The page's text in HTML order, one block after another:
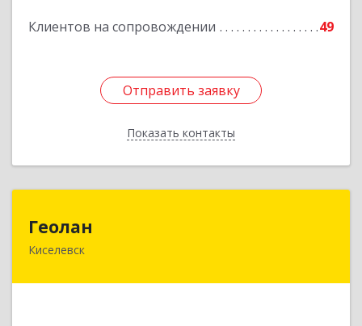
Клиентов на сопровождении 49
Отправить заявку
Показать контакты
Подробнее
Отправить заявку
Назад
Геолан
Киселевск